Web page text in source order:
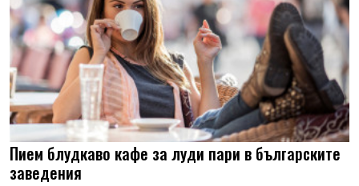
Пием блудкаво кафе за луди пари в българските
заведения